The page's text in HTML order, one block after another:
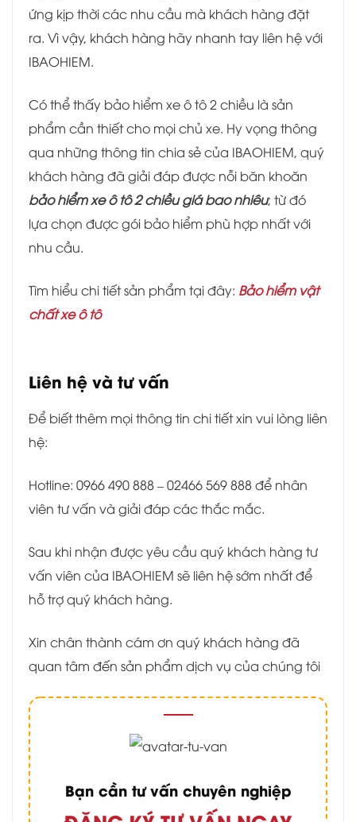
ứng kịp thời các nhu cầu mà khách hàng đặt
ra. Vì vậy, khách hàng hãy nhanh tay liên hệ với
IBAOHIEM.
Có thể thấy bảo hiểm xe ô tô 2 chiều là sản
phẩm cần thiết cho mọi chủ xe. Hy vọng thông
qua những thông tin chia sẻ của IBAOHIEM, quý
khách hàng đã giải đáp được nỗi băn khoăn
bảo hiểm xe ô tô 2 chiều giá bao nhiêu; từ đó
lựa chọn được gói bảo hiểm phù hợp nhất với
nhu cầu.
Tìm hiểu chi tiết sản phẩm tại đây: Bảo hiểm vật
chất xe ô tô
Liên hệ và tư vấn
Để biết thêm mọi thông tin chi tiết xin vui lòng liên
hệ:
Hotline: 0966 490 888 – 02466 569 888 để nhân
viên tư vấn và giải đáp các thắc mắc.
Sau khi nhận được yêu cầu quý khách hàng tư
vấn viên của IBAOHIEM sẽ liên hệ sớm nhất để
hỗ trợ quý khách hàng.
Xin chân thành cám ơn quý khách hàng đã
quan tâm đến sản phẩm dịch vụ của chúng tôi
Bạn cần tư vấn chuyên nghiệp